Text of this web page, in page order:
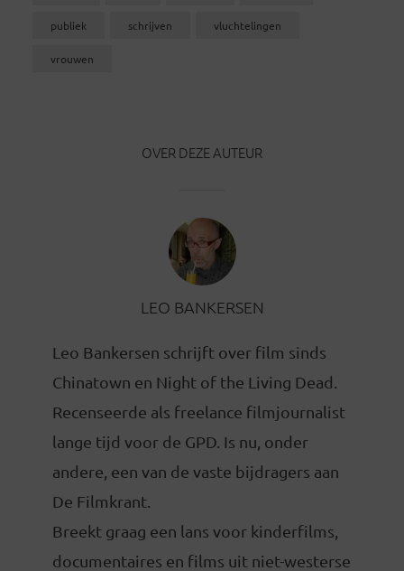
publiek schrijven vluchtelingen
vrouwen
OVER DEZE AUTEUR
LEO BANKERSEN
Leo Bankersen schrijft over film sinds
Chinatown en Night of the Living Dead.
Recenseerde als freelance filmjournalist
lange tijd voor de GPD. Is nu, onder
andere, een van de vaste bijdragers aan
De Filmkrant.
Breekt graag een lans voor kinderfilms,
documentaires en films uit niet-westerse